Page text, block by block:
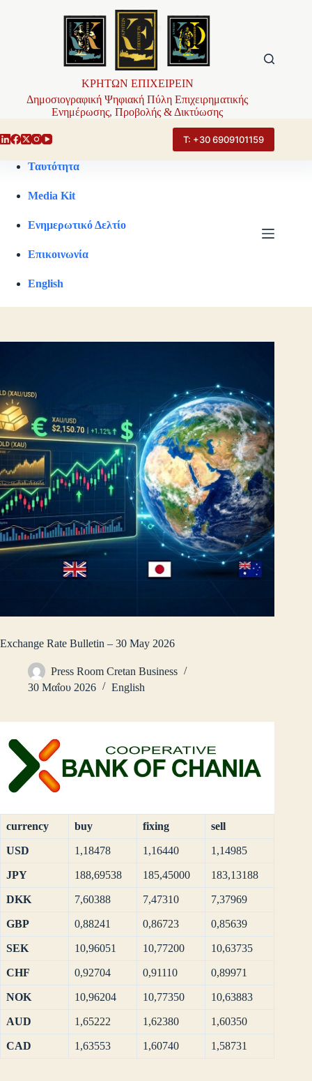
ΚΡΗΤΩΝ ΕΠΙΧΕΙΡΕΙΝ
Δημοσιογραφική Ψηφιακή Πύλη Επιχειρηματικής
Ενημέρωσης, Προβολής & Δικτύωσης
Τ: +30 6909101159
Ταυτότητα
Media Kit
Ενημερωτικό Δελτίο
Επικοινωνία
English
Exchange Rate Bulletin – 30 May 2026
Press Room Cretan Business
30 Μαΐου 2026
English
currency buy fixing sell
USD 1,18478 1,16440 1,14985
JPY 188,69538 185,45000 183,13188
DKK 7,60388 7,47310 7,37969
GBP 0,88241 0,86723 0,85639
SEK 10,96051 10,77200 10,63735
CHF 0,92704 0,91110 0,89971
NOK 10,96204 10,77350 10,63883
AUD 1,65222 1,62380 1,60350
CAD 1,63553 1,60740 1,58731